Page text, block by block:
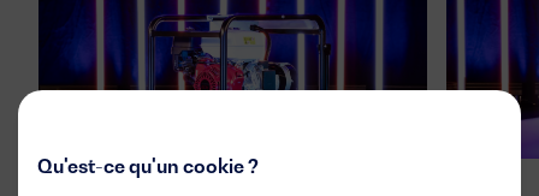
Qu'est-ce qu'un cookie ?